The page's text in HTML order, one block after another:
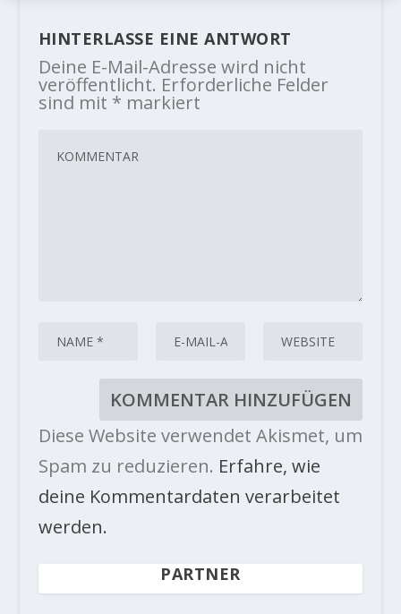
HINTERLASSE EINE ANTWORT
Deine E-Mail-Adresse wird nicht
veröffentlicht. Erforderliche Felder
sind mit * markiert
Diese Website verwendet Akismet, um
Spam zu reduzieren. Erfahre, wie
deine Kommentardaten verarbeitet
werden.
PARTNER